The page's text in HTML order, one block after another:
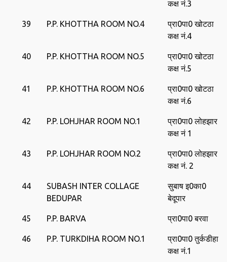
कक्ष नं.3
39 P.P. KHOTTHA ROOM NO.4
प्रा0पा0 खोटठा
कक्ष नं.4
40 P.P. KHOTTHA ROOM NO.5
प्रा0पा0 खोटठा
कक्ष नं.5
41 P.P. KHOTTHA ROOM NO.6
प्रा0पा0 खोटठा
कक्ष नं.6
42 P.P. LOHJHAR ROOM NO.1
प्रा0पा0 लोहझार
कक्ष नं 1
43 P.P. LOHJHAR ROOM NO.2
प्रा0पा0 लोहझार
कक्ष नं. 2
44
SUBASH INTER COLLAGE
BEDUPAR
सुबाष इ0का0
बेदूपार
45 P.P. BARVA प्रा0पा0 बरवा
46 P.P. TURKDIHA ROOM NO.1
प्रा0पा0 तुर्कडीहा
कक्ष नं.1